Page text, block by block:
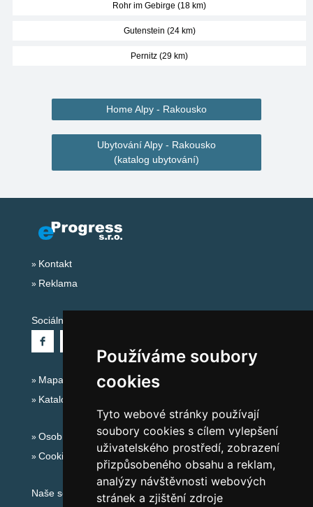
Používáme soubory
cookies
Tyto webové stránky používají
soubory cookies s cílem vylepšení
uživatelského prostředí, zobrazení
přizpůsobeného obsahu a reklam,
analýzy návštěvnosti webových
stránek a zjištění zdroje
Rohr im Gebirge (18 km)
Gutenstein (24 km)
Pernitz (29 km)
Home Alpy - Rakousko
Ubytování Alpy - Rakousko
(katalog ubytování)
Kontakt
Reklama
Sociální sítě:
Mapa serveru Alpy - Rakousko
Katalog ubytování
Osobní údaje
Cookies
Naše servery: